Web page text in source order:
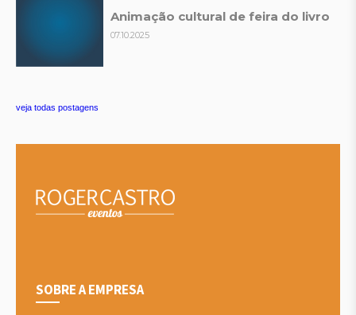
Animação cultural de feira do livro
07.10.2025
veja todas postagens
SOBRE A EMPRESA